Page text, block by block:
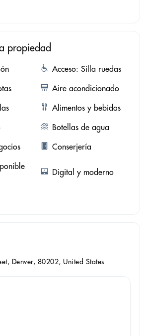
propiedad
Acceso: Silla ruedas
Aire acondicionado
Alimentos y bebidas
Botellas de agua
Conserjería
Digital y moderno
Denver, 80202, United States